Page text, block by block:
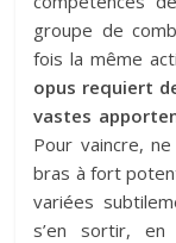
groupe de
fois la même
opus requiert
vastes
Pour vaincre,
bras à fort
variées
s’en sortir,